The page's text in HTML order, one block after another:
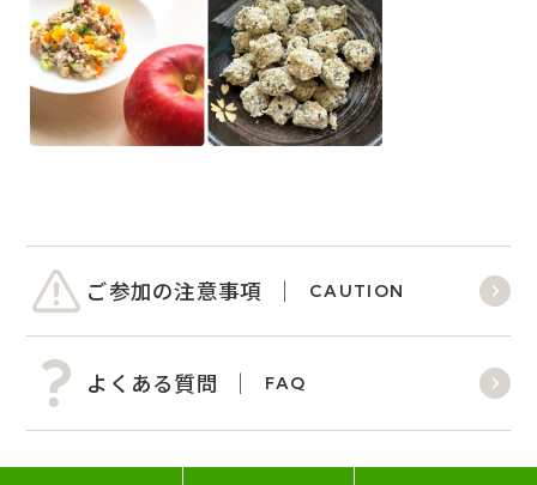
ご参加の注意事項 CAUTION
よくある質問 FAQ